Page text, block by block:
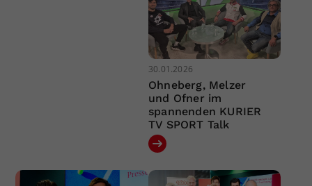
30.01.2026
Ohneberg, Melzer
und Ofner im
spannenden KURIER
TV SPORT Talk